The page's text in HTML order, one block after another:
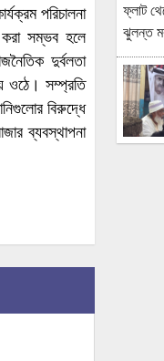
পরিচালনা
করা সম্ভব হলে
দুর্বলতা
ওঠে। সম্প্রতি
বিরুদ্ধে
ব্যবস্থাপনা